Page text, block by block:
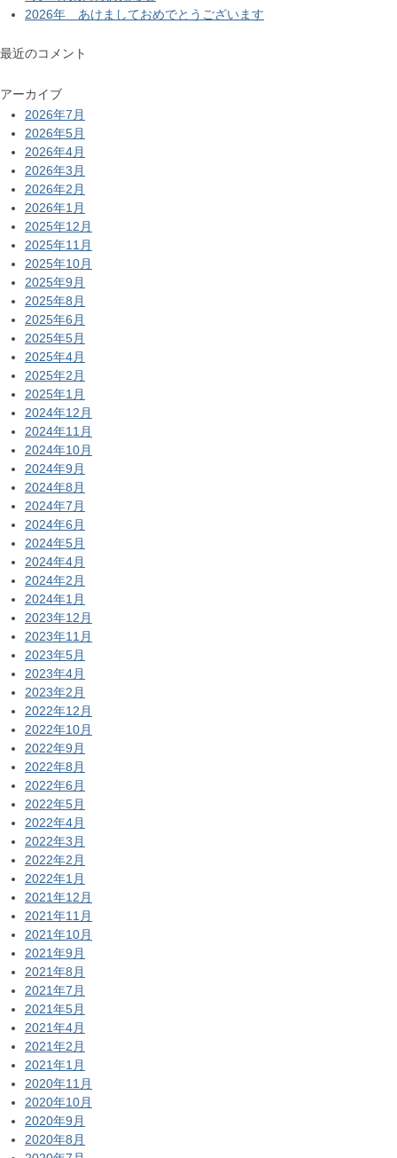
2026年 あけましておめでとうございます
最近のコメント
アーカイブ
2026年7月
2026年5月
2026年4月
2026年3月
2026年2月
2026年1月
2025年12月
2025年11月
2025年10月
2025年9月
2025年8月
2025年6月
2025年5月
2025年4月
2025年2月
2025年1月
2024年12月
2024年11月
2024年10月
2024年9月
2024年8月
2024年7月
2024年6月
2024年5月
2024年4月
2024年2月
2024年1月
2023年12月
2023年11月
2023年5月
2023年4月
2023年2月
2022年12月
2022年10月
2022年9月
2022年8月
2022年6月
2022年5月
2022年4月
2022年3月
2022年2月
2022年1月
2021年12月
2021年11月
2021年10月
2021年9月
2021年8月
2021年7月
2021年5月
2021年4月
2021年2月
2021年1月
2020年11月
2020年10月
2020年9月
2020年8月